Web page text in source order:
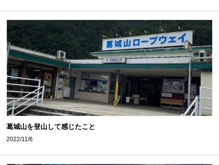
葛城山を登山して感じたこと
2022/11/6